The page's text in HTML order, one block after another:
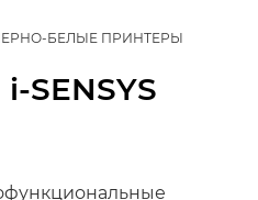
БЕЛЫЕ ПРИНТЕРЫ
SENSYS